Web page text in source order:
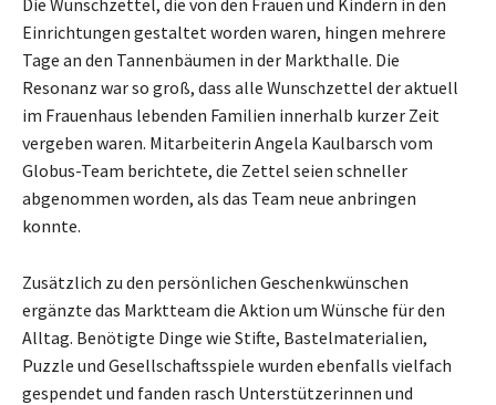
Einrichtungen gestaltet worden waren, hingen mehrere
Tage an den Tannenbäumen in der Markthalle. Die
Resonanz war so groß, dass alle Wunschzettel der aktuell
im Frauenhaus lebenden Familien innerhalb kurzer Zeit
vergeben waren. Mitarbeiterin Angela Kaulbarsch vom
Globus-Team berichtete, die Zettel seien schneller
abgenommen worden, als das Team neue anbringen
konnte.
Zusätzlich zu den persönlichen Geschenkwünschen
ergänzte das Marktteam die Aktion um Wünsche für den
Alltag. Benötigte Dinge wie Stifte, Bastelmaterialien,
Puzzle und Gesellschaftsspiele wurden ebenfalls vielfach
gespendet und fanden rasch Unterstützerinnen und